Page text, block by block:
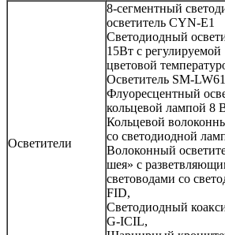
Осветители
8-сегментный
осветитель CYN-E1
Светодиодный
15Вт с регулируемой
цветовой
Осветитель SM-
Флуоресцентный
кольцевой лампой 8
Кольцевой
со светодиодной
Волоконный
шея» с
световодами со
FID,
Cветодиодный
G-ICIL,